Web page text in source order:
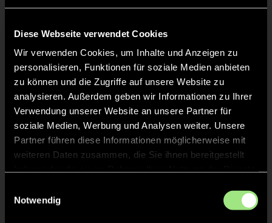
Diese Webseite verwendet Cookies
Wir verwenden Cookies, um Inhalte und Anzeigen zu
personalisieren, Funktionen für soziale Medien anbieten
zu können und die Zugriffe auf unsere Website zu
analysieren. Außerdem geben wir Informationen zu Ihrer
Verwendung unserer Website an unsere Partner für
soziale Medien, Werbung und Analysen weiter. Unsere
Partner führen diese Informationen möglicherweise mit
weiteren Daten zusammen, die Sie ihnen bereitgestellt
Notwendig
Linus HENZLER
Paul KNIPPER 93
Jonas RENZ 8
Lukas WEISHEIT 59